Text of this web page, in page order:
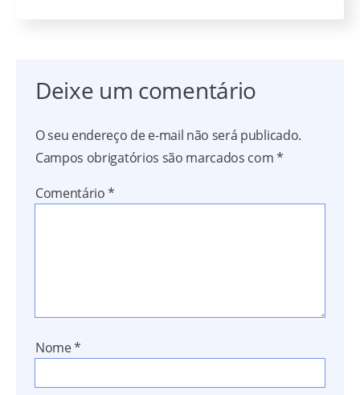
Deixe um comentário
O seu endereço de e-mail não será publicado.
Campos obrigatórios são marcados com*
Comentário*
Nome*